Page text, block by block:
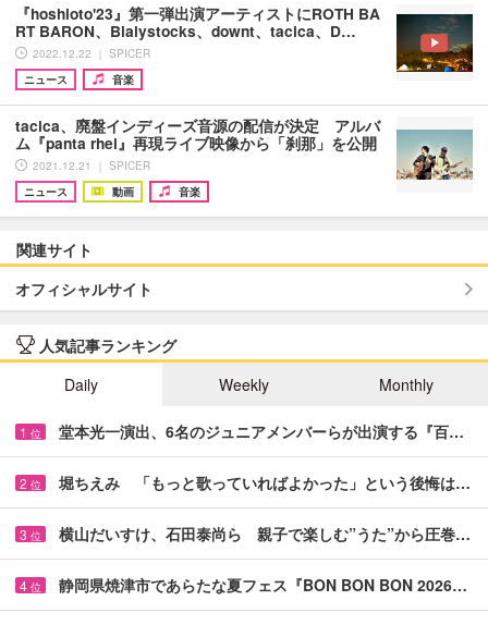
『hoshioto'23』第一弾出演アーティストにROTH BA
RT BARON、Bialystocks、downt、tacica、D…
2022.12.22 ｜ SPICER
ニュース
音楽
tacica、廃盤インディーズ音源の配信が決定 アルバ
ム『panta rhei』再現ライブ映像から「刹那」を公開
2021.12.21 ｜ SPICER
ニュース
動画 音楽
関連サイト
オフィシャルサイト
人気記事ランキング
Daily
Weekly Monthly
1 位 堂本光一演出、6名のジュニアメンバーらが出演する『百…
2 位 堀ちえみ 「もっと歌っていればよかった」という後悔は…
3 位 横山だいすけ、石田泰尚ら 親子で楽しむ”うた”から圧巻…
4 位 静岡県焼津市であらたな夏フェス『BON BON BON 2026…